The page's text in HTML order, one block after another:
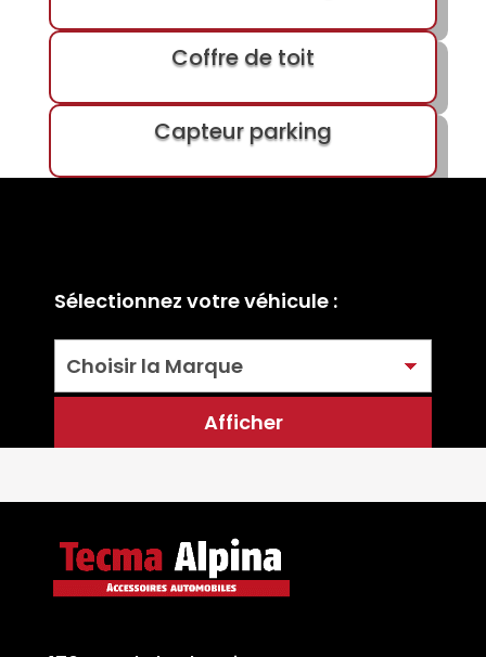
Coffre de toit
Capteur parking
Sélectionnez votre véhicule :